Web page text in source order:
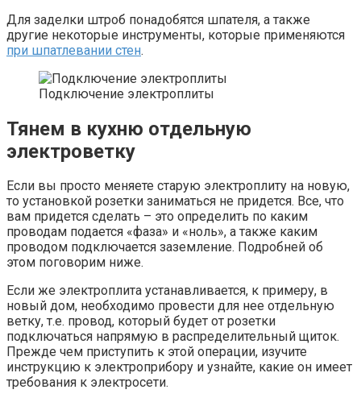
Для заделки штроб понадобятся шпателя, а также
другие некоторые инструменты, которые применяются
при шпатлевании стен.
Подключение электроплиты
Тянем в кухню отдельную
электроветку
Если вы просто меняете старую электроплиту на новую,
то установкой розетки заниматься не придется. Все, что
вам придется сделать – это определить по каким
проводам подается «фаза» и «ноль», а также каким
проводом подключается заземление. Подробней об
этом поговорим ниже.
Если же электроплита устанавливается, к примеру, в
новый дом, необходимо провести для нее отдельную
ветку, т.е. провод, который будет от розетки
подключаться напрямую в распределительный щиток.
Прежде чем приступить к этой операции, изучите
инструкцию к электроприбору и узнайте, какие он имеет
требования к электросети.